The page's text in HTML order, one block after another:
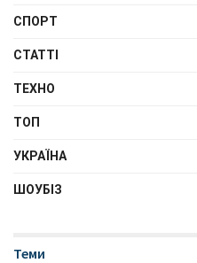
СПОРТ
СТАТТІ
ТЕХНО
ТОП
УКРАЇНА
ШОУБІЗ
Теми